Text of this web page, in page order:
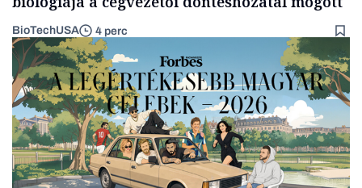
BioTechUSA 4 perc